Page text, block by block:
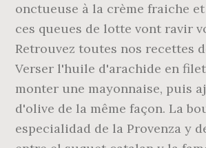
onctueuse à la crème fraiche
ces queues de lotte vont ravir
Retrouvez toutes nos recettes
Verser l'huile d'arachide en
monter une mayonnaise, puis
d'olive de la même façon. La
especialidad de la Provenza y